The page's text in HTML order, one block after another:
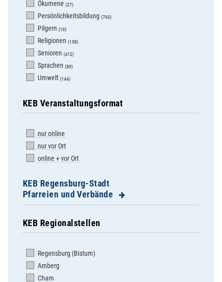
Ökumene (27)
Persönlichkeitsbildung (793)
Pilgern (19)
Religionen (158)
Senioren (412)
Sprachen (89)
Umwelt (144)
KEB Veranstaltungsformat
nur online
nur vor Ort
online + vor Ort
KEB Regensburg-Stadt
Pfarreien und Verbände
Herz Jesu
Herz Marien
Hl. Dreifaltigkeit Steinweg
KEB Regionalstellen
Regensburg (Bistum)
Amberg
Cham